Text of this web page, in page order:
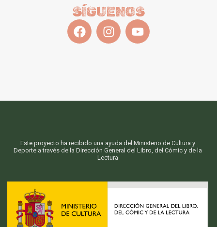
SÍGUENOS
Este proyecto ha recibido una ayuda del Ministerio de Cultura y
Deporte a través de la Dirección General del Libro, del Cómic y de la
Lectura